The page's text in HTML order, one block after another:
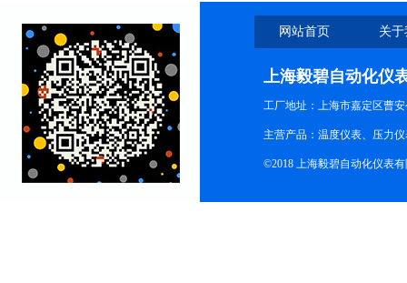
网站首页 关
上海毅碧自动化仪
工厂地址：上海市嘉定区曹安
主营产品：温度仪表、压力
©2018 上海毅碧自动化仪表